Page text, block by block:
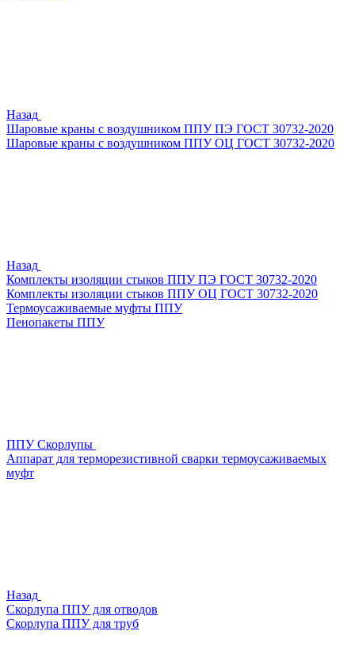
Назад
Шаровые краны с воздушником ППУ ПЭ ГОСТ 30732-2020
Шаровые краны с воздушником ППУ ОЦ ГОСТ 30732-2020
Назад
Комплекты изоляции стыков ППУ ПЭ ГОСТ 30732-2020
Комплекты изоляции стыков ППУ ОЦ ГОСТ 30732-2020
Термоусаживаемые муфты ППУ
Пенопакеты ППУ
ППУ Скорлупы
Аппарат для терморезистивной сварки термоусаживаемых
муфт
Назад
Скорлупа ППУ для отводов
Скорлупа ППУ для труб